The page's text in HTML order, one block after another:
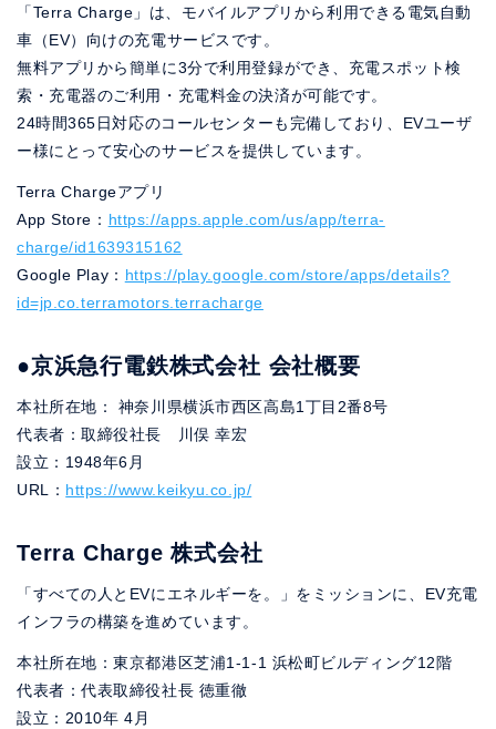
「Terra Charge」は、モバイルアプリから利用できる電気自動
車（EV）向けの充電サービスです。
無料アプリから簡単に3分で利用登録ができ、充電スポット検
索・充電器のご利用・充電料金の決済が可能です。
24時間365日対応のコールセンターも完備しており、EVユーザ
ー様にとって安心のサービスを提供しています。
Terra Chargeアプリ
App Store： https://apps.apple.com/us/app/terra-
charge/id1639315162
Google Play： https://play.google.com/store/apps/details?
id=jp.co.terramotors.terracharge
●京浜急行電鉄株式会社 会社概要
本社所在地： 神奈川県横浜市西区高島1丁目2番8号
代表者：取締役社長 川俣 幸宏
設立：1948年6月
URL： https://www.keikyu.co.jp/
Terra Charge 株式会社
「すべての人とEVにエネルギーを。」をミッションに、EV充電
インフラの構築を進めています。
本社所在地：東京都港区芝浦1-1-1 浜松町ビルディング12階
代表者：代表取締役社長 徳重徹
設立：2010年 4月